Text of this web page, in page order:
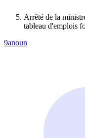
Arrêté de la
tableau d'emplois
9anoun